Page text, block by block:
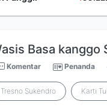
Basa kanggo
Komentar Penanda
Tresno Sukendro Karti